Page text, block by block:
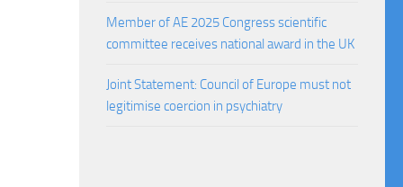
Member of AE 2025 Congress scientific
committee receives national award in the UK
Joint Statement: Council of Europe must not
legitimise coercion in psychiatry